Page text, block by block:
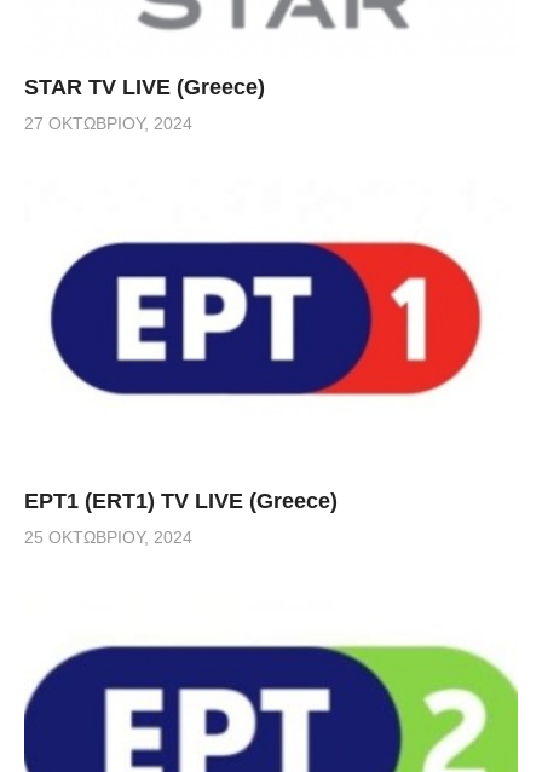
STAR TV LIVE (Greece)
27 ΟΚΤΩΒΡΊΟΥ, 2024
ΕΡΤ1 (ERT1) TV LIVE (Greece)
25 ΟΚΤΩΒΡΊΟΥ, 2024